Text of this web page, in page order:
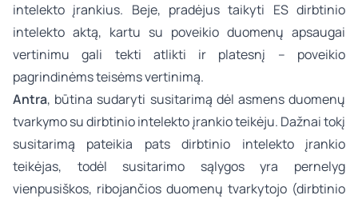
intelekto įrankius. Beje, pradėjus taikyti ES dirbtinio
intelekto aktą, kartu su poveikio duomenų apsaugai
vertinimu gali tekti atlikti ir platesnį – poveikio
pagrindinėms teisėms vertinimą.
Antra, būtina sudaryti susitarimą dėl asmens duomenų
tvarkymo su dirbtinio intelekto įrankio teikėju. Dažnai tokį
susitarimą pateikia pats dirbtinio intelekto įrankio
teikėjas, todėl susitarimo sąlygos yra pernelyg
vienpusiškos, ribojančios duomenų tvarkytojo (dirbtinio